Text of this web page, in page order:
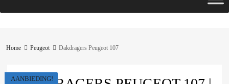
Home Peugeot Dakdragers Peugeot 107
AANBIEDING!